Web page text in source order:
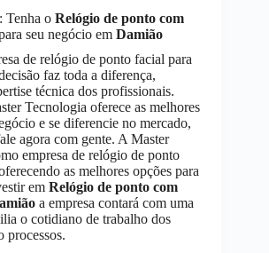
Tenha o Relógio de ponto com
seu negócio em Damião
de relógio de ponto facial para
faz toda a diferença,
técnica dos profissionais.
Tecnologia oferece as melhores
e se diferencie no mercado,
agora com gente. A Master
empresa de relógio de ponto
as melhores opções para
em Relógio de ponto com
a empresa contará com uma
o cotidiano de trabalho dos
processos.